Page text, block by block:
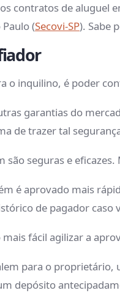
contratos de aluguel
(Secovi-SP). Sabe
o inquilino, é poder
garantias do
de trazer tal
são seguras e
é aprovado mais
de pagador caso
fácil agilizar a
para o
depósito